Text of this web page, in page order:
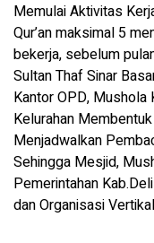
Memulai Aktivitas
Qur’an maksimal 5
bekerja, sebelum
Sultan Thaf Sinar
Kantor OPD, Mushola
Kelurahan
Menjadwalkan
Sehingga Mesjid,
Pemerintahan
dan Organisasi